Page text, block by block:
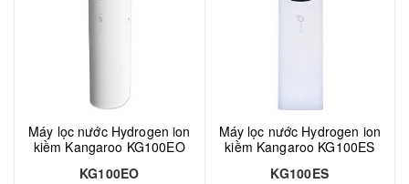
Máy lọc nước Hydrogen ion
kiềm Kangaroo KG100EO
KG100EO
Máy lọc nước Hydrogen ion
kiềm Kangaroo KG100ES
KG100ES